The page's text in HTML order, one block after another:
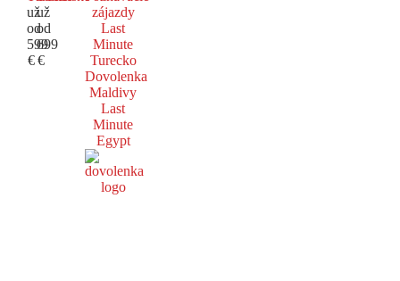
už
od
599
€
už
od
699
€
zájazdy
Last
Minute
Turecko
Dovolenka
Maldivy
Last
Minute
Egypt